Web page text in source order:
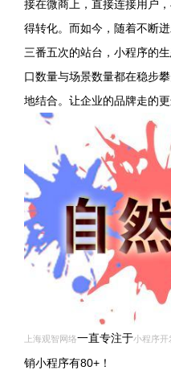
接在微商上，直接连接用户
得转化。而如今，随着不断
三番五次的站台，小程序的
口数量与场景数量都在稳步
地结合。让企业的品牌走的更
上海观智网络一直专注于小程序开
销小程序有80+！